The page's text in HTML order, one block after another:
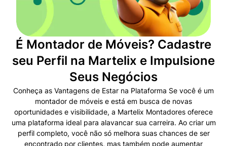
É Montador de Móveis? Cadastre
seu Perfil na Martelix e Impulsione
Seus Negócios
Conheça as Vantagens de Estar na Plataforma Se você é um
montador de móveis e está em busca de novas
oportunidades e visibilidade, a Martelix Montadores oferece
uma plataforma ideal para alavancar sua carreira. Ao criar um
perfil completo, você não só melhora suas chances de ser
encontrado por clientes, mas também pode aumentar